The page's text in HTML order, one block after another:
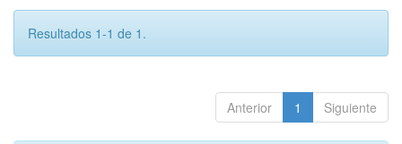
Resultados 1-1 de 1.
Anterior 1 Siguiente